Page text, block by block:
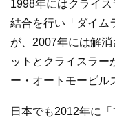
1998年にはクライ
結合を行い「ダイム
が、2007年には解
ットとクライスラー
ー・オートモービル
日本でも2012年に